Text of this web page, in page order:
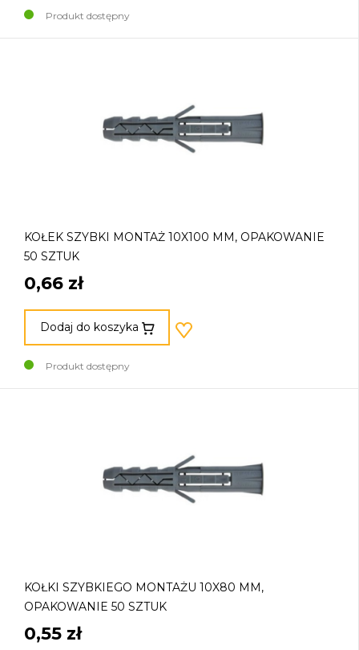
Produkt dostępny
KOŁEK SZYBKI MONTAŻ 10X100 MM, OPAKOWANIE
50 SZTUK
0,66 zł
Dodaj do koszyka
Produkt dostępny
KOŁKI SZYBKIEGO MONTAŻU 10X80 MM,
OPAKOWANIE 50 SZTUK
0,55 zł